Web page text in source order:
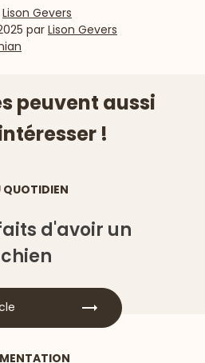
Lison Gevers
par Lison Gevers
peuvent aussi
!
QUOTIDIEN
d'avoir un
chien